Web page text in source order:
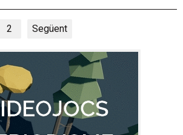
2 Següent